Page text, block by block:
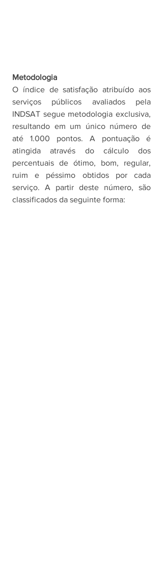
Metodologia
O índice de satisfação atribuído aos
serviços públicos avaliados pela
INDSAT segue metodologia exclusiva,
resultando em um único número de
até 1.000 pontos. A pontuação é
atingida através do cálculo dos
percentuais de ótimo, bom, regular,
ruim e péssimo obtidos por cada
serviço. A partir deste número, são
classificados da seguinte forma: